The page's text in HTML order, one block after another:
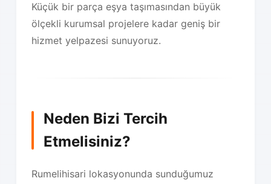
Küçük bir parça eşya taşımasından büyük
ölçekli kurumsal projelere kadar geniş bir
hizmet yelpazesi sunuyoruz.
Neden Bizi Tercih
Etmelisiniz?
Rumelihisari lokasyonunda sunduğumuz